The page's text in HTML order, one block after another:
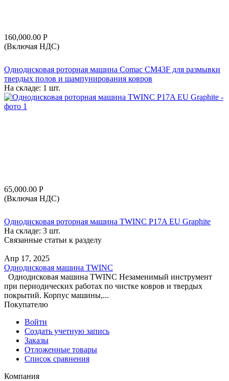
160,000.00 Р
(Включая НДС)
Однодисковая роторная машина Comac CM43F для размывки
твердых полов и шампунирования ковров
На складе: 1 шт.
65,000.00 Р
(Включая НДС)
Однодисковая роторная машина TWINC P17A EU Graphite
На складе: 3 шт.
Связанные статьи к разделу
Апр 17, 2025
Однодисковая машина TWINC
Однодисковая машина TWINC Незаменимый инструмент
при периодических работах по чистке ковров и твердых
покрытий. Корпус машины,...
Покупателю
Войти
Создать учетную запись
Заказы
Отложенные товары
Список сравнения
Компания